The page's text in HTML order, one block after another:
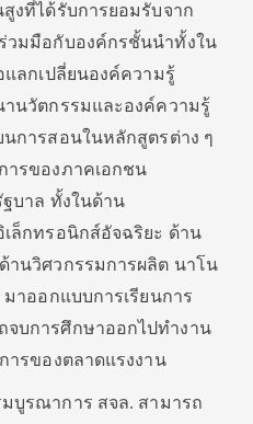
งที่ได้รับการยอมรับจาก
วมมือกับองค์กรชั้นนำทั้งใน
แลกเปลี่ยนองค์ความรู้
นวัตกรรมและองค์ความรู้
การสอนในหลักสูตรต่าง ๆ
ารของภาคเอกชน
บาล ทั้งในด้าน
ล็กทรอนิกส์อัจฉริยะ ด้าน
านวิศวกรรมการผลิต นาโน
าออกแบบการเรียนการ
บการศึกษาออกไปทำงาน
ารของตลาดแรงงาน
บูรณาการ สจล. สามารถ